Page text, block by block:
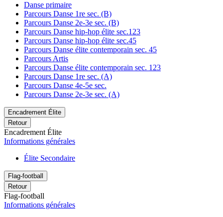
Danse primaire
Parcours Danse 1re sec. (B)
Parcours Danse 2e-3e sec. (B)
Parcours Danse hip-hop élite sec.123
Parcours Danse hip-hop élite sec.45
Parcours Danse élite contemporain sec. 45
Parcours Artis
Parcours Danse élite contemporain sec. 123
Parcours Danse 1re sec. (A)
Parcours Danse 4e-5e sec.
Parcours Danse 2e-3e sec. (A)
Encadrement Élite
Retour
Encadrement Élite
Informations générales
Élite Secondaire
Flag-football
Retour
Flag-football
Informations générales